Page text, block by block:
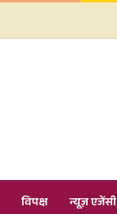
विपक्ष न्यूज़ एजेंसी